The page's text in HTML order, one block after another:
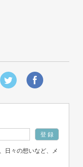
日々の想いなど、メ